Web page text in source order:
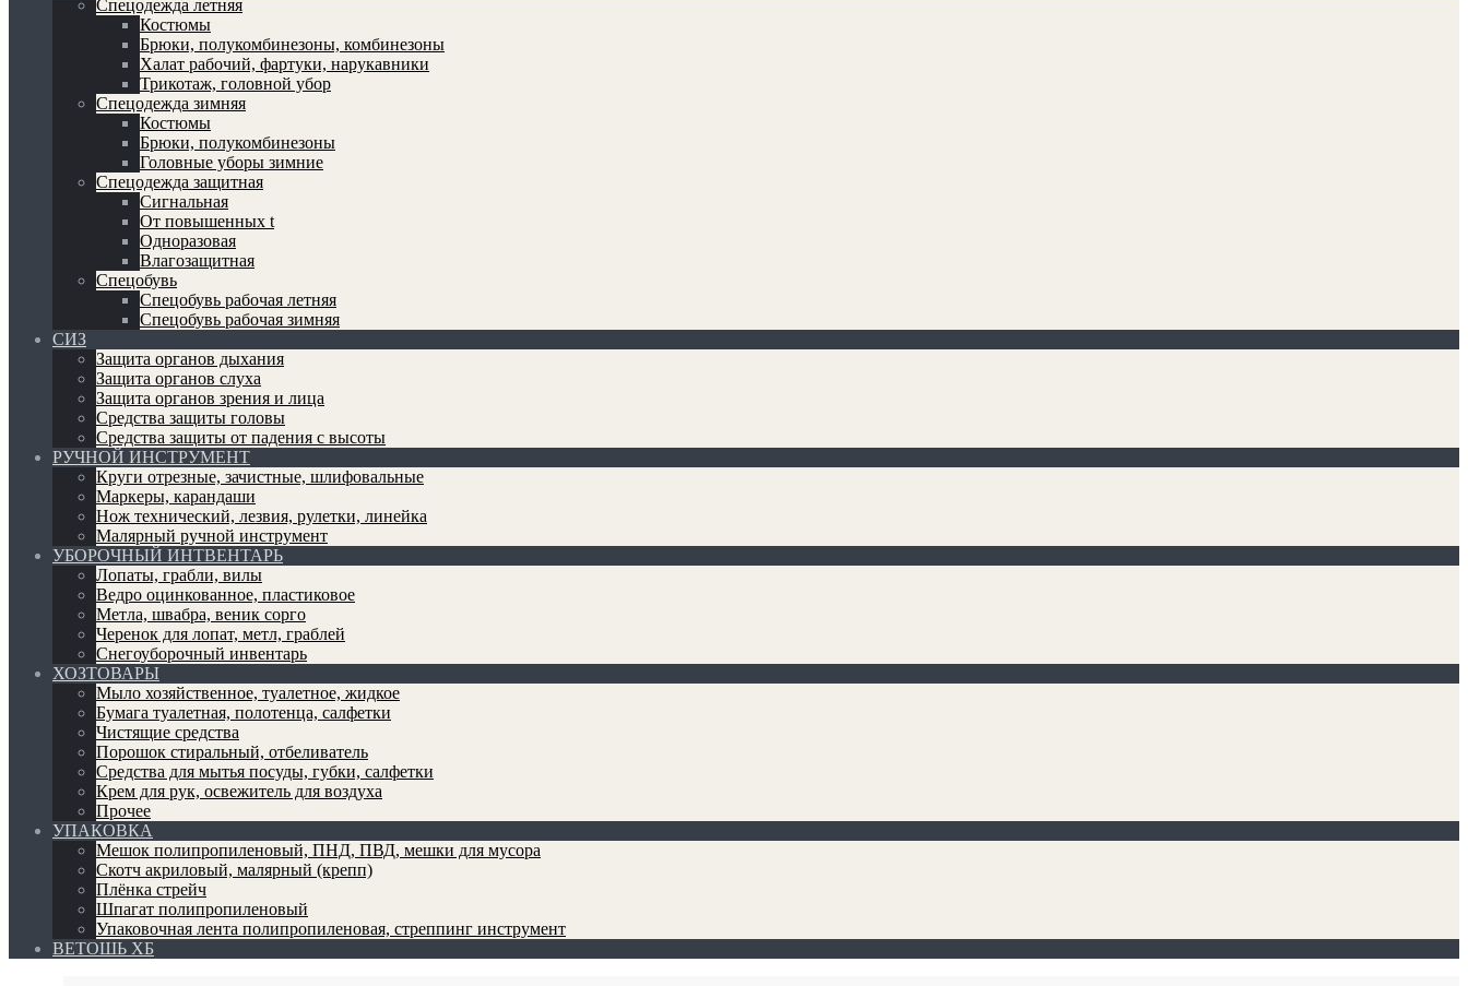
Спецодежда летняя
Костюмы
Брюки, полукомбинезоны, комбинезоны
Халат рабочий, фартуки, нарукавники
Трикотаж, головной убор
Спецодежда зимняя
Костюмы
Брюки, полукомбинезоны
Головные уборы зимние
Спецодежда защитная
Сигнальная
От повышенных t
Одноразовая
Влагозащитная
Спецобувь
Спецобувь рабочая летняя
Спецобувь рабочая зимняя
СИЗ
Защита органов дыхания
Защита органов слуха
Защита органов зрения и лица
Средства защиты головы
Средства защиты от падения с высоты
РУЧНОЙ ИНСТРУМЕНТ
Круги отрезные, зачистные, шлифовальные
Маркеры, карандаши
Нож технический, лезвия, рулетки, линейка
Малярный ручной инструмент
УБОРОЧНЫЙ ИНТВЕНТАРЬ
Лопаты, грабли, вилы
Ведро оцинкованное, пластиковое
Метла, швабра, веник сорго
Черенок для лопат, метл, граблей
Снегоуборочный инвентарь
ХОЗТОВАРЫ
Мыло хозяйственное, туалетное, жидкое
Бумага туалетная, полотенца, салфетки
Чистящие средства
Порошок стиральный, отбеливатель
Средства для мытья посуды, губки, салфетки
Крем для рук, освежитель для воздуха
Прочее
УПАКОВКА
Мешок полипропиленовый, ПНД, ПВД, мешки для мусора
Скотч акриловый, малярный (крепп)
Плёнка стрейч
Шпагат полипропиленовый
Упаковочная лента полипропиленовая, стреппинг инструмент
ВЕТОШЬ ХБ